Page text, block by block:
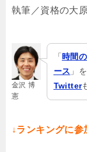
執筆／資格の大
金沢 博
憲
「 時間
ース 」
Twitter
↓ランキングに参